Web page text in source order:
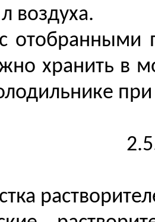
воздуха.
отобранными
хранить в